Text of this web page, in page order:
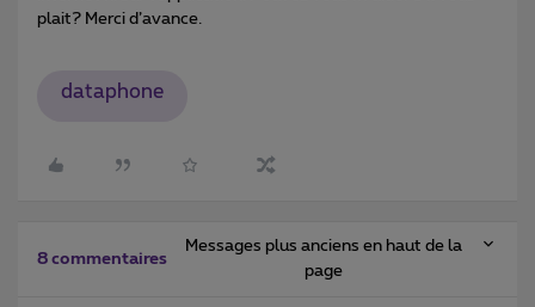
plait? Merci d’avance.
dataphone
8 commentaires
Messages plus anciens en haut de la
page